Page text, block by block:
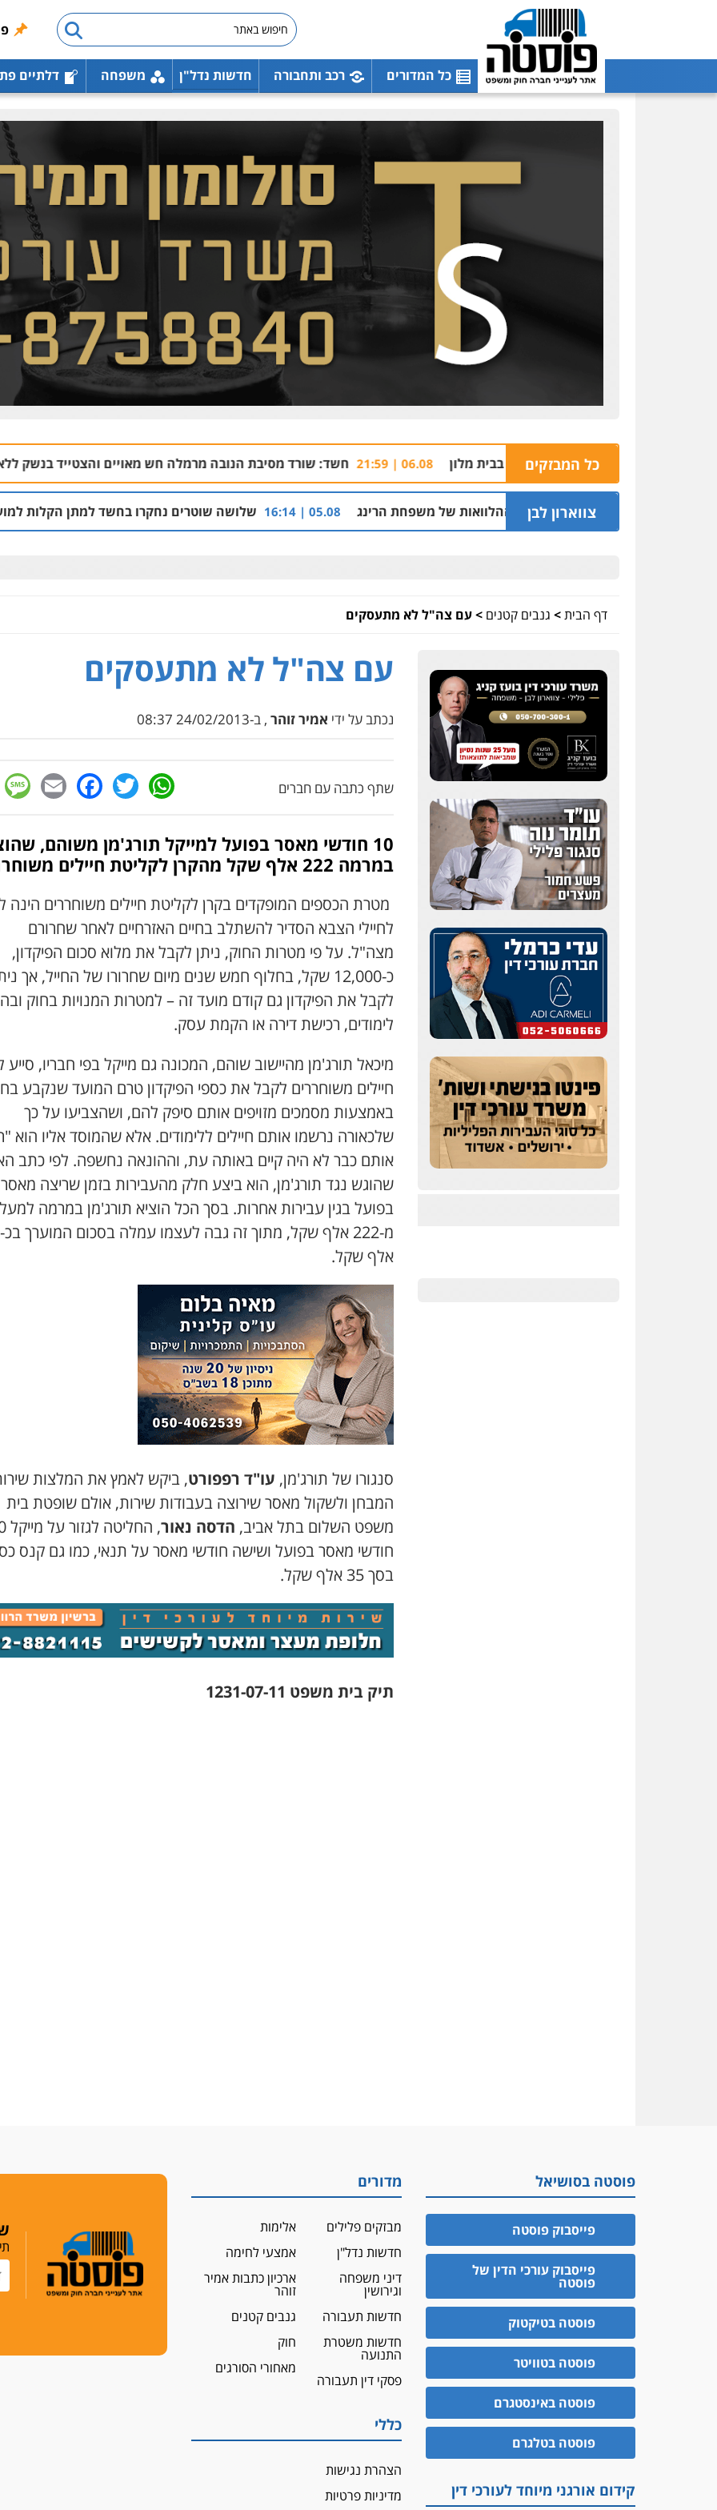
כל המדורים רכב ותחבורה חדשות נדל"ן משפחה דלתיים
כל המבזקים 06.08 | 21:59 חשד: שורד מסיבת הנובה מרמלה חש מאויים והצטייד בנשק ללא רישיון
צווארון לבן
בחיפה וסינדיקאט ההלוואות של משפחת הרינג 05.08 | 16:14 שלושה שוטרים נחקרו בחשד למתן הקלות למועדון
דף הבית> גנבים קטנים >עם צה"ל לא מתעסקים
עם צה"ל לא מתעסקים
נכתב על ידי אמיר זוהר , ב-24/02/2013 08:37
שתף כתבה עם חברים WhatsApp
Twitter
10 חודשי מאסר בפועל למייקל תורג'מן משוהם,
במרמה 222 אלף שקל מהקרן לקליטת חיילים משוחררים
מטרת הכספים המופקדים בקרן לקליטת חיילים משוחררים הינה
לחיילי הצבא הסדיר להשתלב בחיים האזרחיים לאחר שחרורם
מצה"ל. על פי מטרות החוק, ניתן לקבל את מלוא סכום הפיקדון,
כ-12,000 שקל, בחלוף חמש שנים מיום שחרורו של החייל, אך
לקבל את הפיקדון גם קודם מועד זה – למטרות המנויות בחוק
לימודים, רכישת דירה או הקמת עסק.
חיילים משוחררים לקבל את כספי הפיקדון טרם המועד שנקבע
באמצעות מסמכים מזויפים אותם סיפק להם, ושהצביעו על כך
שלכאורה נרשמו אותם חיילים ללימודים. אלא שהמוסד אליו הוא
אותם כבר לא היה קיים באותה עת, וההונאה נחשפה. לפי כתב
שהוגש נגד תורג'מן, הוא ביצע חלק מהעבירות בזמן שריצה מאסר
בפועל בגין עבירות אחרות. בסך הכל הוציא תורג'מן במרמה
אלף שקל.
סנגורו של תורג'מן, עו"ד רפפורט, ביקש לאמץ את המלצות
המבחן ולשקול מאסר שירוצה בעבודות שירות, אולם שופטת בית
משפט השלום בתל אביב, הדסה נאור
,
חודשי מאסר בפועל ושישה חודשי מאסר על תנאי, כמו גם קנס
בסך 35 אלף שקל.
תיק בית משפט 1231-07-11
פוסטה בסושיאל
פייסבוק פוסטה
פייסבוק עורכי הדין של
פוסטה
פוסטה בטיקטוק
פוסטה בטוויטר
פוסטה באינסטגרם
פוסטה בטלגרם
קידום אורגני מיוחד לעורכי דין
מדורים
מבזקים פלילים
חדשות נדל"ן
דיני משפחה
וגירושין
חדשות תעבורה
חדשות משטרת
התנועה
פסקי דין תעבורה
אלימות
אמצעי לחימה
ארכיון כתבות אמיר
זוהר
גנבים קטנים
חוק
מאחורי הסורגים
כללי
הצהרת נגישות
מדיניות פרטיות